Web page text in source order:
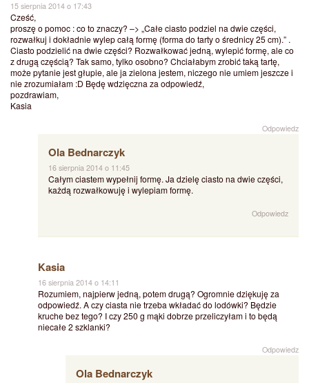
15 sierpnia 2014 o 17:43
Cześć,
proszę o pomoc : co to znaczy? –> „Całe ciasto podziel na dwie części,
rozwałkuj i dokładnie wylep całą formę (forma do tarty o średnicy 25 cm).” .
Ciasto podzielić na dwie części? Rozwałkować jedną, wylepić formę, ale co
z drugą częścią? Tak samo, tylko osobno? Chciałabym zrobić taką tartę,
może pytanie jest głupie, ale ja zielona jestem, niczego nie umiem jeszcze i
nie zrozumiałam :D Będę wdzięczna za odpowiedź,
pozdrawiam,
Kasia
Odpowiedz
Ola Bednarczyk
16 sierpnia 2014 o 11:45
Całym ciastem wypełnij formę. Ja dzielę ciasto na dwie części,
każdą rozwałkowuję i wylepiam formę.
Odpowiedz
Kasia
16 sierpnia 2014 o 14:11
Rozumiem, najpierw jedną, potem drugą? Ogromnie dziękuję za
odpowiedź. A czy ciasta nie trzeba wkładać do lodówki? Będzie
kruche bez tego? I czy 250 g mąki dobrze przeliczyłam i to będą
niecałe 2 szklanki?
Odpowiedz
Ola Bednarczyk